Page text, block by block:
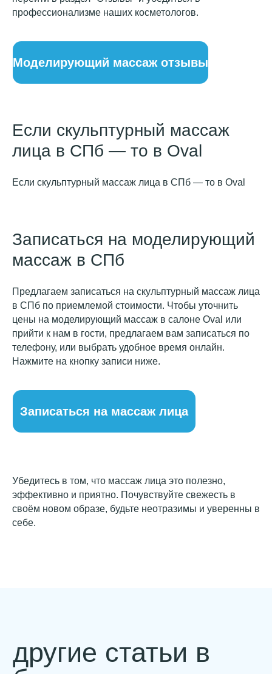
профессионализме наших косметологов.
Если скульптурный массаж
лица в СПб — то в Oval
Если скульптурный массаж лица в СПб — то в Oval
Записаться на моделирующий
массаж в СПб
Предлагаем записаться на скульптурный массаж лица
в СПб по приемлемой стоимости. Чтобы уточнить
цены на моделирующий массаж в салоне Oval или
прийти к нам в гости, предлагаем вам записаться по
телефону, или выбрать удобное время онлайн.
Нажмите на кнопку записи ниже.
Убедитесь в том, что массаж лица это полезно,
эффективно и приятно. Почувствуйте свежесть в
своём новом образе, будьте неотразимы и уверенны в
себе.